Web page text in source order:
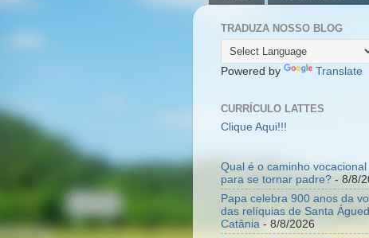
TRADUZA NOSSO BLOG
Powered by Translate
CURRÍCULO LATTES
Clique Aqui!!!
Qual é o caminho vocacional
para se tornar padre? - 8/8/
Papa celebra 900 anos da
das relíquias de Santa
Catânia - 8/8/2026